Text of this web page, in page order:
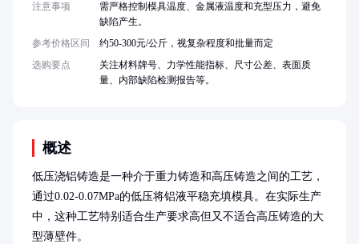
概述
低压浇铝铸造是一种介于重力铸造和高压铸造之间的工艺，
通过0.02-0.07MPa的低压将铝液平稳充填模具。在实际生产
中，这种工艺特别适合生产要求高但又不适合高压铸造的大
型薄壁件。
注意事项
需严格控制模具温度、金属液温度和充型压力，避免
缺陷产生。
参考价格区间
约50-300元/公斤，视复杂程度和批量而定
选购要点
关注材料牌号、力学性能指标、尺寸公差、表面质
量、内部缺陷检测报告等。